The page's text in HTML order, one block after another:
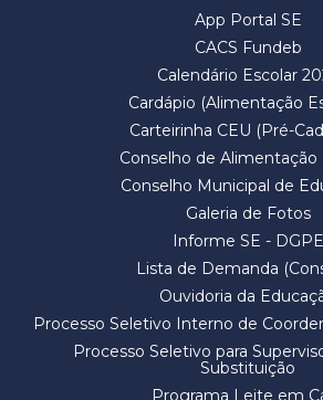
App Portal SE
CACS Fundeb
Calendário Escolar
Cardápio (Alimentação
Carteirinha CEU (Pré-
Conselho de Alimentação
Conselho Municipal de
Galeria de Fotos
Informe SE - DGPE
Lista de Demanda
Ouvidoria da
Processo Seletivo Interno de
Processo Seletivo para
Substituição